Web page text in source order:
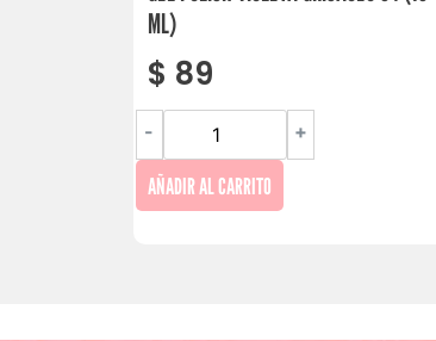
ML)
$ 89
- +
AÑADIR AL CARRITO